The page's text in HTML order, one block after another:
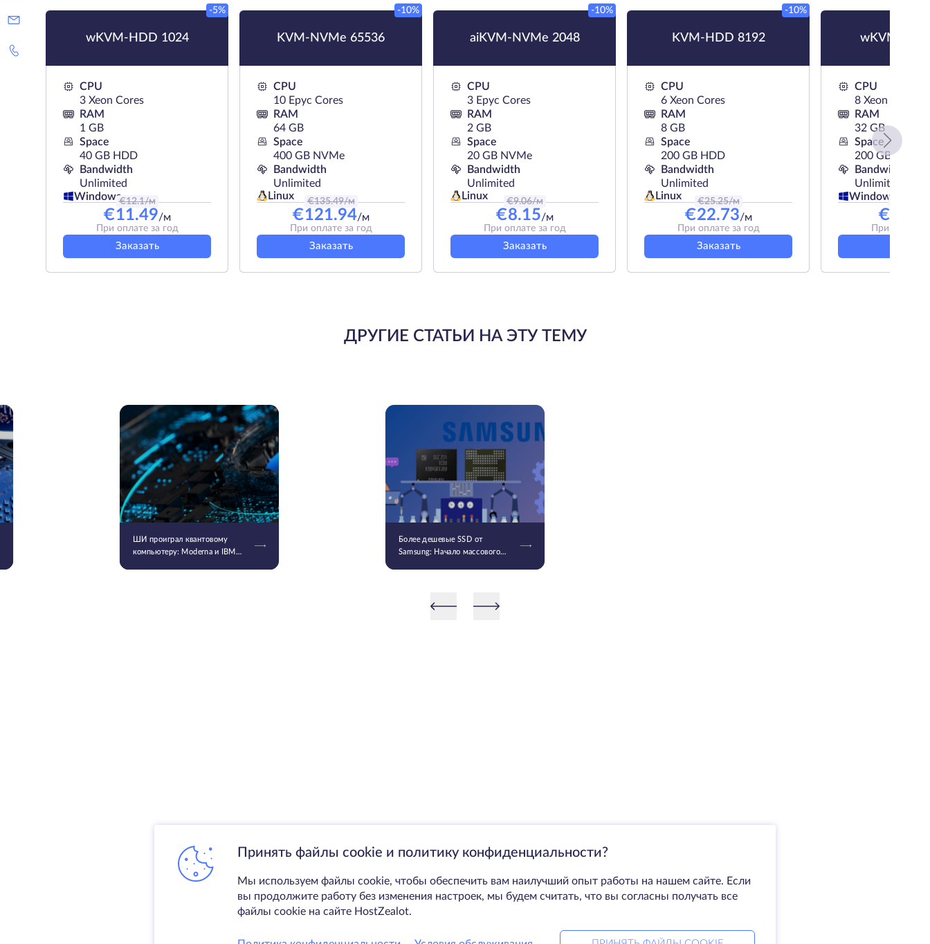
wKVM-HDD 1024
-5%
CPU
3 Xeon Cores
RAM
1 GB
Space
40 GB HDD
Bandwidth
Unlimited
Windows€12.1/м
€11.49/м
При оплате за год
Заказать
KVM-NVMe 65536
-10%
CPU
10 Epyc Cores
RAM
64 GB
Space
400 GB NVMe
Bandwidth
Unlimited
Linux
€135.49/м
€121.94/м
При оплате за год
Заказать
aiKVM-NVMe 2048
-10%
CPU
3 Epyc Cores
RAM
2 GB
Space
20 GB NVMe
Bandwidth
Unlimited
Linux
€9.06/м
€8.15/м
При оплате за год
Заказать
KVM-HDD 8192
-10%
CPU
6 Xeon Cores
RAM
8 GB
Space
200 GB HDD
Bandwidth
Unlimited
Linux
€25.25/м
€22.73/м
При оплате за год
Заказать
wKVM-SSD
CPU
8 Xeon Cores
RAM
32 GB
Space
200 GB SSD
Bandwidth
Unlimited
Windows
€
При оплате
ДРУГИЕ СТАТЬИ НА ЭТУ ТЕМУ
ШИ проиграл квантовому
компьютеру: Moderna и IBM
Более дешевые SSD от
Samsung: Начало массового
Принять файлы cookie и политику конфиденциальности?
Мы используем файлы cookie, чтобы обеспечить вам наилучший опыт работы на нашем сайте. Если
вы продолжите работу без изменения настроек, мы будем считать, что вы согласны получать все
файлы cookie на сайте HostZealot.